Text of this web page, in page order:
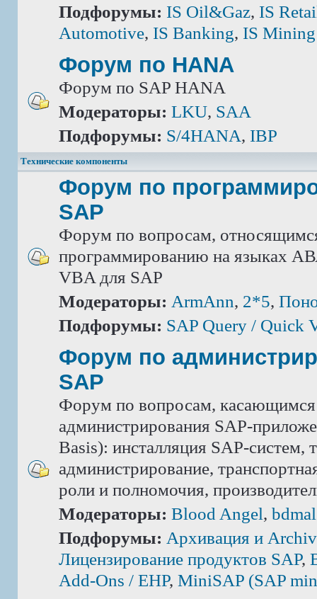
Подфорумы: IS Oil&Gaz, IS
Automotive, IS Banking, IS Mining
Форум по HANA
Форум по SAP HANA
Модераторы: LKU, SAA
Подфорумы: S/4HANA, IBP
Технические компоненты
Форум по
SAP
Форум по вопросам,
программированию на языках
VBA для SAP
Модераторы: ArmAnn, 2*5,
Подфорумы: SAP Query / Quick
Форум по
SAP
Форум по вопросам, касающимся
администрирования SAP-
Basis): инсталляция SAP-систем,
администрирование,
роли и полномочия,
Модераторы: Blood Angel,
Подфорумы: Архивация и
Лицензирование продуктов SAP,
Add-Ons / ЕНР, MiniSAP (SAP